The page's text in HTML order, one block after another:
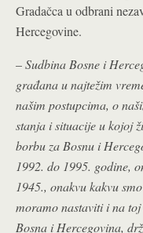
Gradačca u odbrani
Hercegovine.
–SudbinaBosne i
građana u najtežim
našim postupcima, o
stanja i situacije u kojoj
borbu za Bosnu i
1992. do 1995. godine,
1945., onakvu kakvu
moramo nastaviti i na
Bosna i Hercegovina,